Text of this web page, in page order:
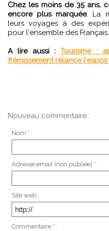
Chez les moins de 35 ans,
encore plus marquée. La
leurs voyages à des
pour l'ensemble des Français.
A lire aussi : Tourisme :
frémissement relance
Nouveau commentaire :
Nom * :
Adresse email (non publiée) * :
Site web :
Commentaire * :